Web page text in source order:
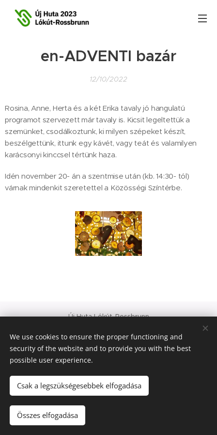
en-ADVENTI bazár
12/10/2022
Rosina, Anne, Herta és a két Erika tavaly jó hangulatú
programot szervezett már tavaly is. Kicsit legeltettük a
szemünket, csodálkoztunk, ki milyen szépeket készít,
beszélgettünk, ittunk egy kávét, vagy teát és valamilyen
karácsonyi kinccsel tértünk haza.
Idén november 20- án a szentmise után (kb. 14:30- tól)
várnak mindenkit szeretettel a Közösségi Színtérbe.
Új Huta Lókút-Rossbrunn
Európa Kultúrális Fővárosa
PAJTA PROJEKT
© 2021 Minden jog fenntartva Cookies
Magyar
We use cookies to ensure the proper functioning and
security of the website and to provide you with the best
possible user experience.
Csak a legszükségesebbek elfogadása
Összes elfogadása